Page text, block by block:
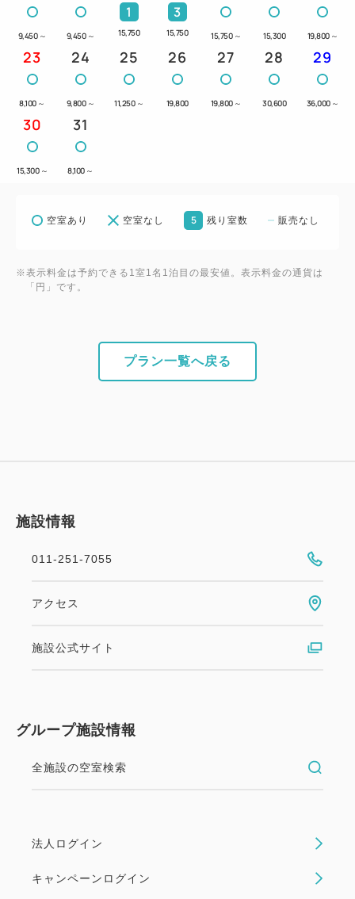
9,450 ～ 9,450 ～
1
15,750
3
15,750 15,750 ～ 15,300 19,800 ～
23
8,100 ～
24
9,800 ～
25
11,250 ～
26
19,800
27
19,800 ～
28
30,600
29
36,000 ～
30
15,300 ～
31
8,100 ～
空室あり 空室なし 5 残り室数 販売なし
※表示料金は予約できる1室1名1泊目の最安値。表示料金の通貨は
「円」です。
プラン一覧へ戻る
施設情報
011-251-7055
アクセス
施設公式サイト
グループ施設情報
全施設の空室検索
法人ログイン
キャンペーンログイン